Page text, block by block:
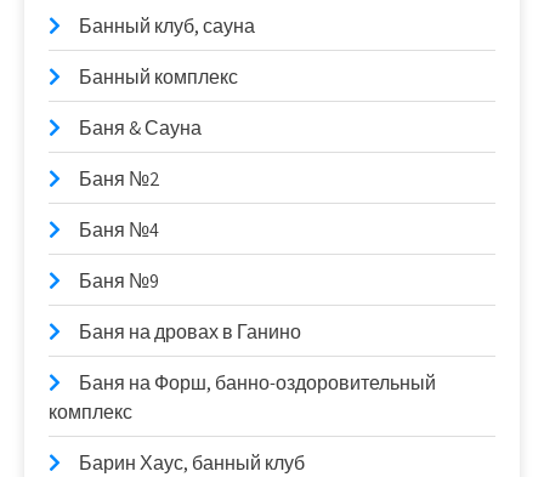
Банный клуб, сауна
Банный комплекс
Баня & Сауна
Баня №2
Баня №4
Баня №9
Баня на дровах в Ганино
Баня на Форш, банно-оздоровительный
комплекс
Барин Хаус, банный клуб